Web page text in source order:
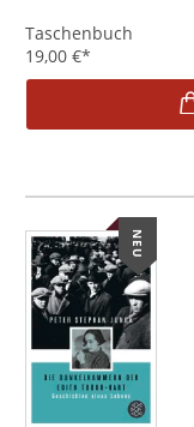
Taschenbuch
19,00 €*
NEU